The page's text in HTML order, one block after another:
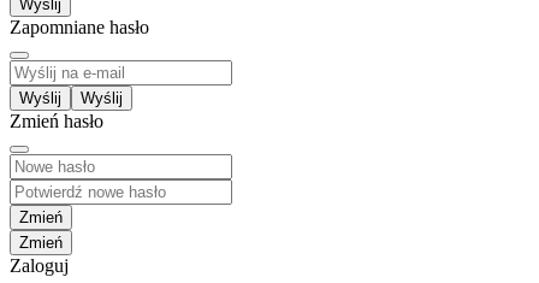
Wyślij
Zapomniane hasło
Wyślij
Zmień hasło
Zmień
Zaloguj